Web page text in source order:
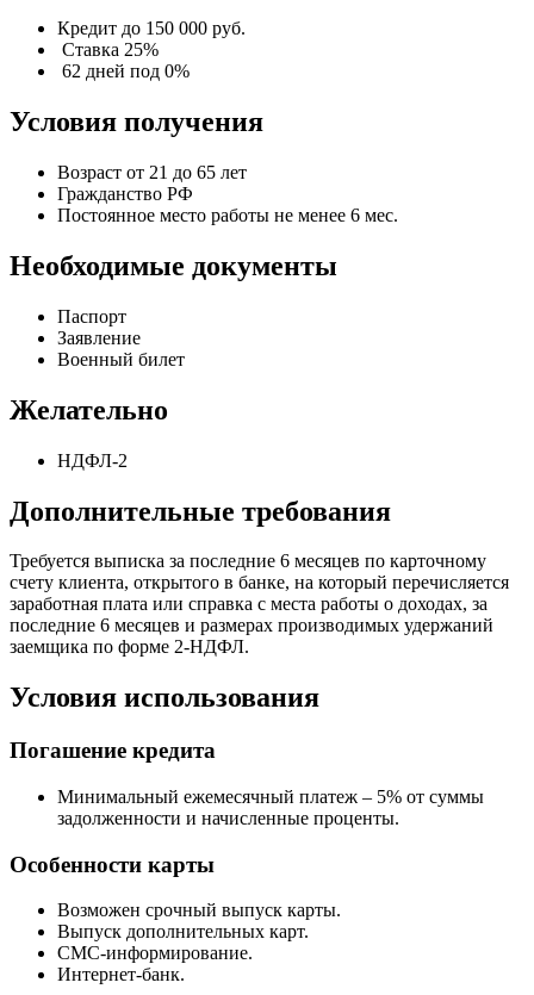
Кредит до 150 000 руб.
Ставка 25%
62 дней под 0%
Условия получения
Возраст от 21 до 65 лет
Гражданство РФ
Постоянное место работы не менее 6 мес.
Необходимые документы
Паспорт
Заявление
Военный билет
Желательно
НДФЛ-2
Дополнительные требования
Требуется выписка за последние 6 месяцев по карточному
счету клиента, открытого в банке, на который перечисляется
заработная плата или справка с места работы о доходах, за
последние 6 месяцев и размерах производимых удержаний
заемщика по форме 2-НДФЛ.
Условия использования
Погашение кредита
Минимальный ежемесячный платеж – 5% от суммы
задолженности и начисленные проценты.
Особенности карты
Возможен срочный выпуск карты.
Выпуск дополнительных карт.
СМС-информирование.
Интернет-банк.